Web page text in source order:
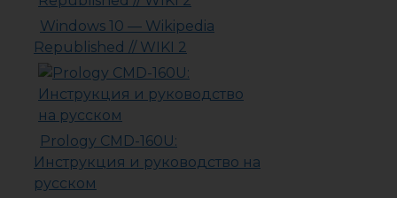
Windows 10 — Wikipedia
Republished // WIKI 2
Prology CMD-160U:
Инструкция и руководство на
русском